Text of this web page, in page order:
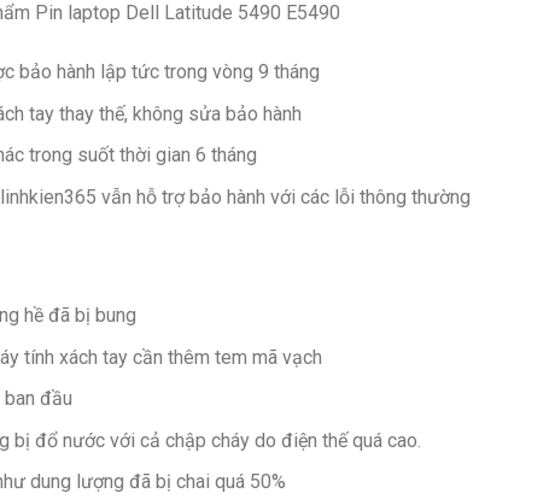
Pin laptop Dell Latitude 5490 E5490
bảo hành lập tức trong vòng 9 tháng
tay thay thế, không sửa bảo hành
trong suốt thời gian 6 tháng
vẫn hỗ trợ bảo hành với các lỗi thông thường
hề đã bị bung
tính xách tay cần thêm tem mã vạch
đầu
bị đổ nước với cả chập cháy do điện thế quá cao.
dung lượng đã bị chai quá 50%